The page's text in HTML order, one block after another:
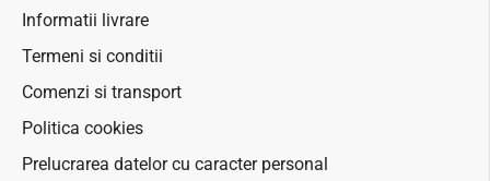
Informatii livrare
Termeni si conditii
Comenzi si transport
Politica cookies
Prelucrarea datelor cu caracter personal